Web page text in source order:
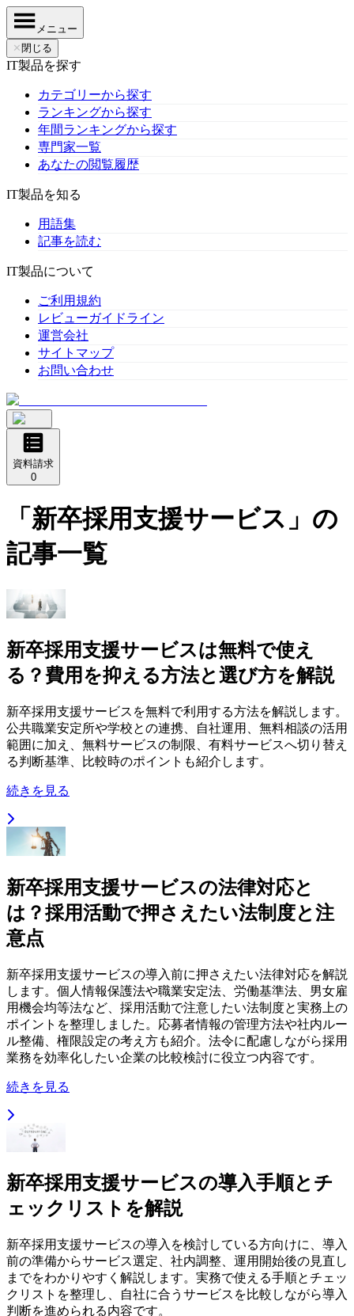
メニュー
✕ 閉じる
IT製品を探す
カテゴリーから探す
ランキングから探す
年間ランキングから探す
専門家一覧
あなたの閲覧履歴
IT製品を知る
用語集
記事を読む
IT製品について
ご利用規約
レビューガイドライン
運営会社
サイトマップ
お問い合わせ
資料請求
0
「 新卒採用支援サービス 」の
記事一覧
新卒採用支援サービスは無料で使え
る？費用を抑える方法と選び方を解説
新卒採用支援サービスを無料で利用する方法を解説します。
公共職業安定所や学校との連携、自社運用、無料相談の活用
範囲に加え、無料サービスの制限、有料サービスへ切り替え
る判断基準、比較時のポイントも紹介します。
続きを見る
新卒採用支援サービスの法律対応と
は？採用活動で押さえたい法制度と注
意点
新卒採用支援サービスの導入前に押さえたい法律対応を解説
します。個人情報保護法や職業安定法、労働基準法、男女雇
用機会均等法など、採用活動で注意したい法制度と実務上の
ポイントを整理しました。応募者情報の管理方法や社内ルー
ル整備、権限設定の考え方も紹介。法令に配慮しながら採用
業務を効率化したい企業の比較検討に役立つ内容です。
続きを見る
新卒採用支援サービスの導入手順とチ
ェックリストを解説
新卒採用支援サービスの導入を検討している方向けに、導入
前の準備からサービス選定、社内調整、運用開始後の見直し
までをわかりやすく解説します。実務で使える手順とチェッ
クリストを整理し、自社に合うサービスを比較しながら導入
判断を進められる内容です。